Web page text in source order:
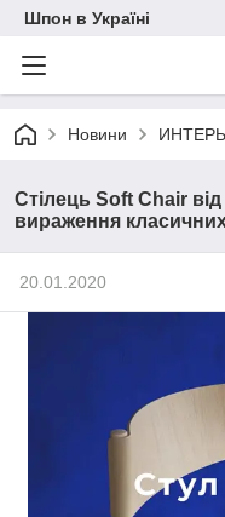
Шпон в Україні
Новини
Стілець Soft Chair
вираження класичних
20.01.2020